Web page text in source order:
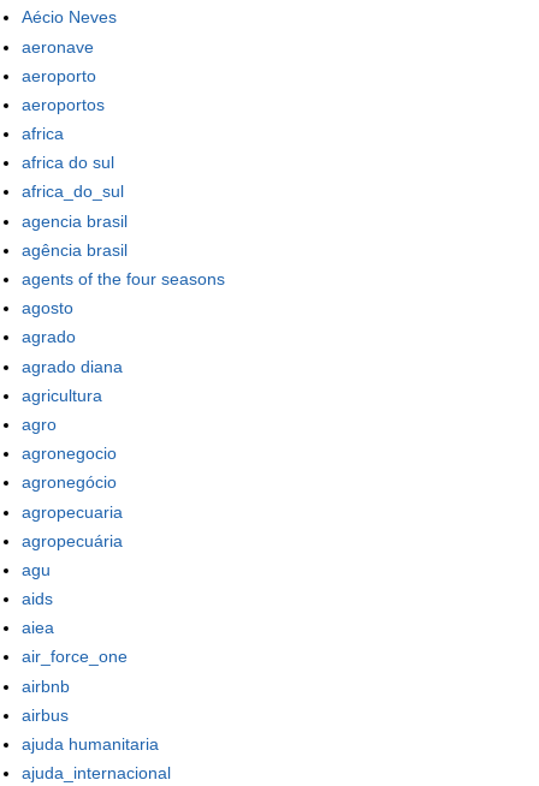
Aécio Neves
aeronave
aeroporto
aeroportos
africa
africa do sul
africa_do_sul
agencia brasil
agência brasil
agents of the four seasons
agosto
agrado
agrado diana
agricultura
agro
agronegocio
agronegócio
agropecuaria
agropecuária
agu
aids
aiea
air_force_one
airbnb
airbus
ajuda humanitaria
ajuda_internacional